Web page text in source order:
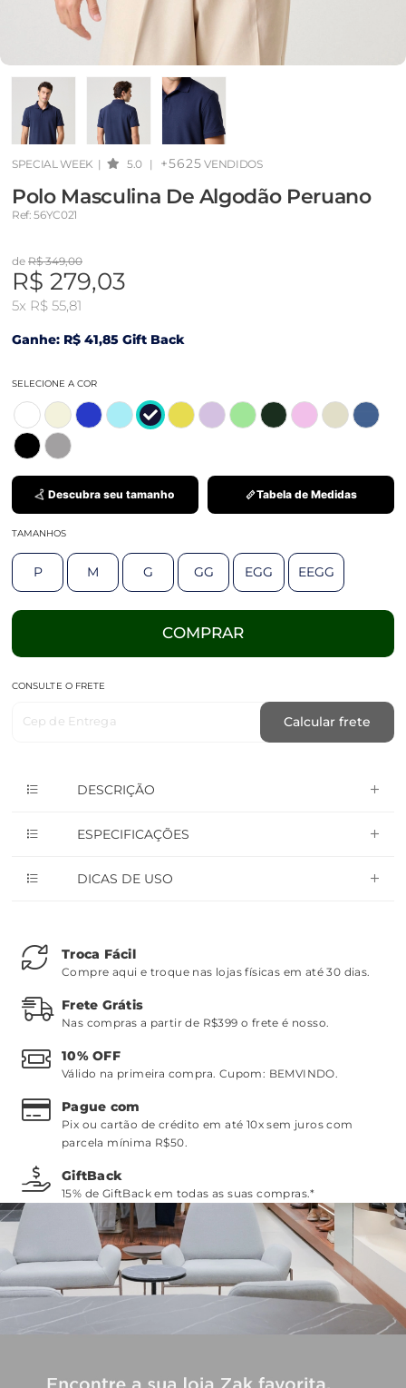
SPECIAL WEEK | 5.0 | +5625 VENDIDOS
Polo Masculina De Algodão Peruano
Ref: 56YC021
de R$ 349,00
R$ 279,03
5x R$ 55,81
Ganhe: R$ 41,85 Gift Back
SELECIONE A COR
Descubra seu tamanho Tabela de Medidas
TAMANHOS
P M G GG EGG EEGG
COMPRAR
CONSULTE O FRETE
Cep de Entrega Calcular frete
DESCRIÇÃO
ESPECIFICAÇÕES
DICAS DE USO
Troca Fácil
Compre aqui e troque nas lojas físicas em até 30 dias.
Frete Grátis
Nas compras a partir de R$399 o frete é nosso.
10% OFF
Válido na primeira compra. Cupom: BEMVINDO.
Pague com
Pix ou cartão de crédito em até 10x sem juros com
parcela mínima R$50.
GiftBack
15% de GiftBack em todas as suas compras.*